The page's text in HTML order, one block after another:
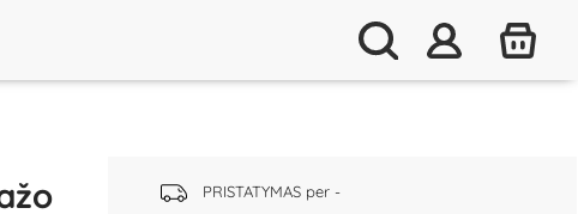
PRISTATYMAS per -